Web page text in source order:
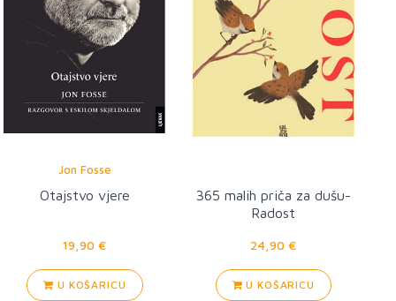
Jon Fosse
Otajstvo vjere
19,90 €
U KOŠARICU
365 malih priča za dušu-
Radost
24,90 €
U KOŠARICU